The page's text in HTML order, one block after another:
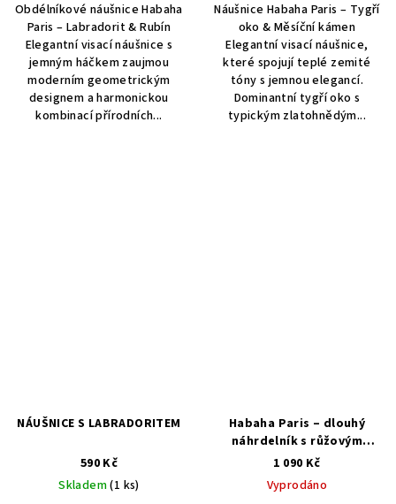
Obdélníkové náušnice Habaha
Paris – Labradorit & Rubín
Elegantní visací náušnice s
jemným háčkem zaujmou
moderním geometrickým
designem a harmonickou
kombinací přírodních...
Náušnice Habaha Paris – Tygří
oko & Měsíční kámen
Elegantní visací náušnice,
které spojují teplé zemité
tóny s jemnou elegancí.
Dominantní tygří oko s
typickým zlatohnědým...
NÁUŠNICE S LABRADORITEM
590 Kč
Skladem(1 ks)
Habaha Paris – dlouhý
náhrdelník s růžovým
opálem
1 090 Kč
Vyprodáno